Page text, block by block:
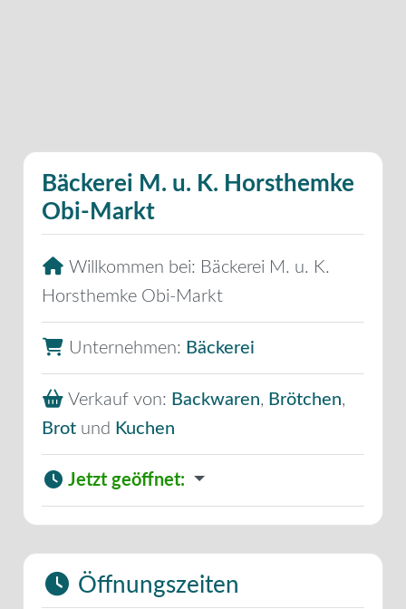
Bäckerei M. u. K. Horsthemke
Obi-Markt
Willkommen bei: Bäckerei M. u. K.
Horsthemke Obi-Markt
Unternehmen: Bäckerei
Verkauf von: Backwaren, Brötchen,
Brot und Kuchen
Jetzt geöffnet:
Öffnungszeiten